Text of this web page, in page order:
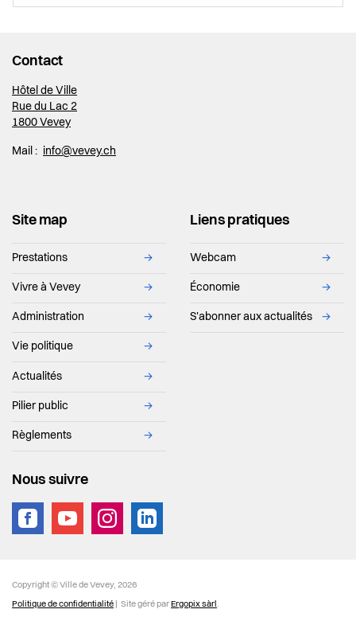
Contact
Hôtel de Ville
Rue du Lac 2
1800 Vevey
Mail : info@vevey.ch
Site map
Prestations →
Vivre à Vevey →
Administration →
Vie politique →
Actualités →
Pilier public →
Règlements →
Liens pratiques
Webcam →
Économie →
S'abonner aux actualités →
Nous suivre
Copyright © Ville de Vevey, 2026
Politique de confidentialité | Site géré par Ergopix sàrl .